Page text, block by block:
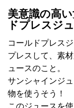
美意識の高
ドプレスジ
コールドプレス
プレスして、素
ュースのこと。
サンシャインジ
物を使うそう！
このジュースを